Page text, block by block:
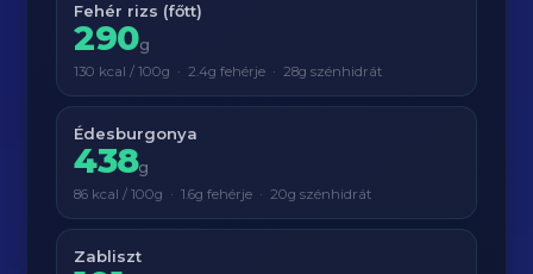
Fehér rizs (főtt)
290g
130 kcal / 100g · 2.4g fehérje · 28g szénhidrát
Édesburgonya
438g
86 kcal / 100g · 1.6g fehérje · 20g szénhidrát
Zabliszt